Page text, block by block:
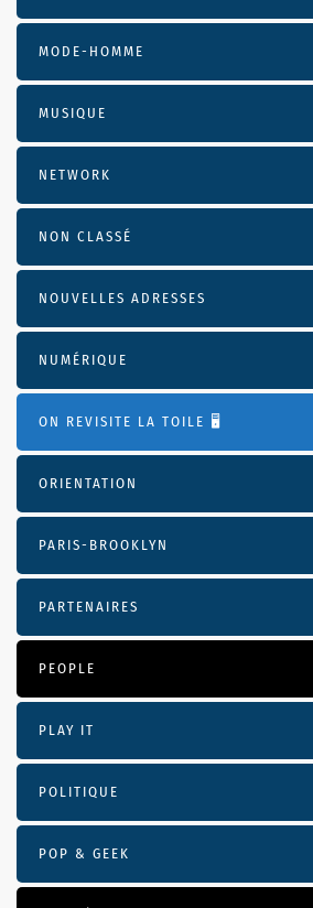
MODE-HOMME
MUSIQUE
NETWORK
NON CLASSÉ
NOUVELLES ADRESSES
NUMÉRIQUE
ON REVISITE LA TOILE 🖥️
ORIENTATION
PARIS-BROOKLYN
PARTENAIRES
PEOPLE
PLAY IT
POLITIQUE
POP & GEEK